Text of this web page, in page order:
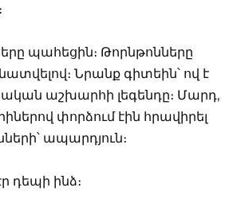
պահեցին։ Թորնթոնները
Նրանք գիտեին՝ ով է
աշխարհի լեգենդը։ Մարդ,
փորձում էին հրավիրել
ապարդյուն։
դեպի ինձ։